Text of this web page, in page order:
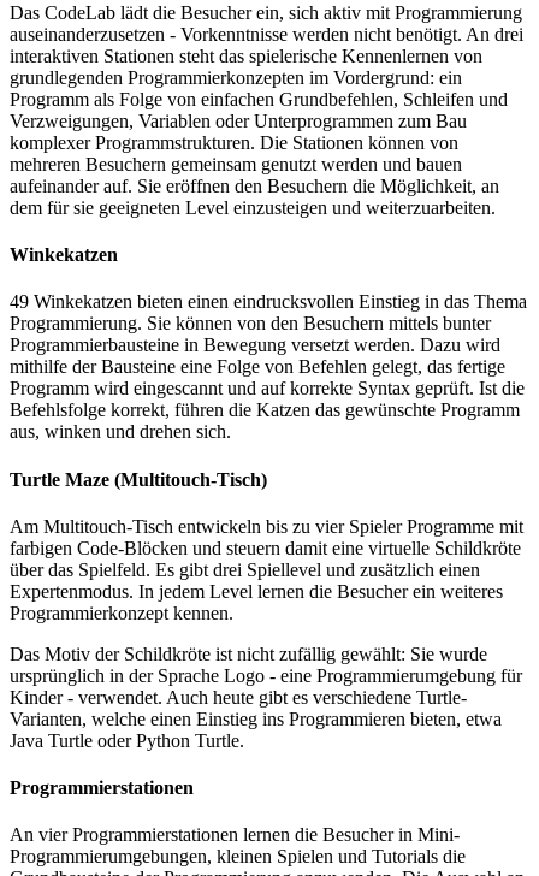
Das CodeLab lädt die Besucher ein, sich aktiv mit Programmierung
auseinanderzusetzen - Vorkenntnisse werden nicht benötigt. An drei
interaktiven Stationen steht das spielerische Kennenlernen von
grundlegenden Programmierkonzepten im Vordergrund: ein
Programm als Folge von einfachen Grundbefehlen, Schleifen und
Verzweigungen, Variablen oder Unterprogrammen zum Bau
komplexer Programmstrukturen. Die Stationen können von
mehreren Besuchern gemeinsam genutzt werden und bauen
aufeinander auf. Sie eröffnen den Besuchern die Möglichkeit, an
dem für sie geeigneten Level einzusteigen und weiterzuarbeiten.
Winkekatzen
49 Winkekatzen bieten einen eindrucksvollen Einstieg in das Thema
Programmierung. Sie können von den Besuchern mittels bunter
Programmierbausteine in Bewegung versetzt werden. Dazu wird
mithilfe der Bausteine eine Folge von Befehlen gelegt, das fertige
Programm wird eingescannt und auf korrekte Syntax geprüft. Ist die
Befehlsfolge korrekt, führen die Katzen das gewünschte Programm
aus, winken und drehen sich.
Turtle Maze (Multitouch-Tisch)
Am Multitouch-Tisch entwickeln bis zu vier Spieler Programme mit
farbigen Code-Blöcken und steuern damit eine virtuelle Schildkröte
über das Spielfeld. Es gibt drei Spiellevel und zusätzlich einen
Expertenmodus. In jedem Level lernen die Besucher ein weiteres
Programmierkonzept kennen.
Das Motiv der Schildkröte ist nicht zufällig gewählt: Sie wurde
ursprünglich in der Sprache Logo - eine Programmierumgebung für
Kinder - verwendet. Auch heute gibt es verschiedene Turtle-
Varianten, welche einen Einstieg ins Programmieren bieten, etwa
Java Turtle oder Python Turtle.
Programmierstationen
An vier Programmierstationen lernen die Besucher in Mini-
Programmierumgebungen, kleinen Spielen und Tutorials die